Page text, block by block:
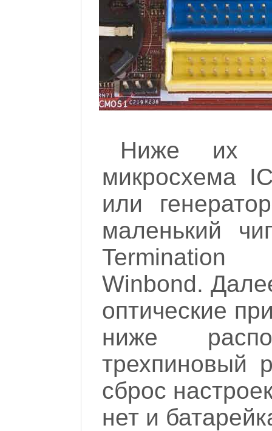
Ниже их
микросхема
или
маленький
Termination
Winbond.
оптические
ниже
трехпиновый
сброс
нет и